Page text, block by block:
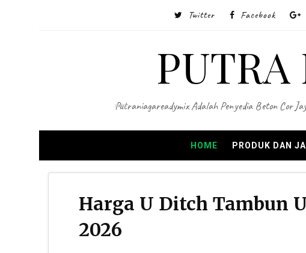
Twitter Facebook
Putraniagareadymix Adalah Penyedia Beton Cor
HOME PRODUK DAN
Harga U Ditch Tambun
2026